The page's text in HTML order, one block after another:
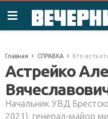
Главная СПРАВКА Кто есть
Астрейко
Начальник УВД
2021), генерал-майор